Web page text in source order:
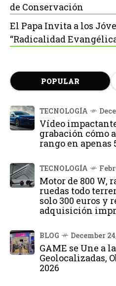
de Conservación
El Papa Invita a los
“Radicalidad
POPULAR
TECNOLOGÍA
Vídeo
grabación cómo
rango en apenas
TECNOLOGÍA
Motor de 800 W,
ruedas todo
solo 300 euros y
adquisición
BLOG December
GAME se Une a
Geolocalizadas,
2026